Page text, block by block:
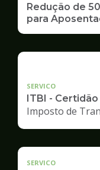
Redução de
para
SERVICO
ITBI -
Imposto de
SERVICO